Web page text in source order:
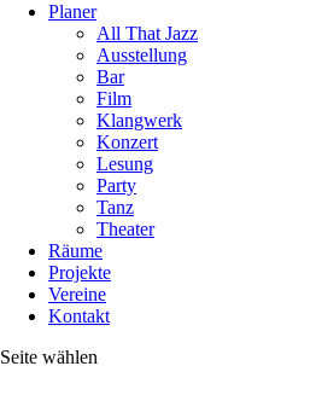
Planer
All That Jazz
Ausstellung
Bar
Film
Klangwerk
Konzert
Lesung
Party
Tanz
Theater
Räume
Projekte
Vereine
Kontakt
Seite wählen